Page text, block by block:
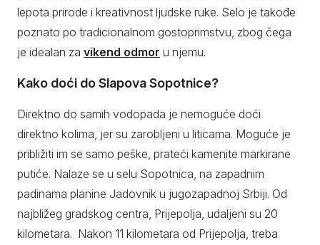
lepota prirode i kreativnost ljudske ruke. Selo je takođe
poznato po tradicionalnom gostoprimstvu, zbog čega
je idealan za vikend odmor u njemu.
Kako doći do Slapova Sopotnice?
Direktno do samih vodopada je nemoguće doći
direktno kolima, jer su zarobljeni u liticama. Moguće je
približiti im se samo peške, prateći kamenite markirane
putiće. Nalaze se u selu Sopotnica, na zapadnim
padinama planine Jadovnik u jugozapadnoj Srbiji. Od
najbližeg gradskog centra, Prijepolja, udaljeni su 20
kilometara. Nakon 11 kilometara od Prijepolja, treba